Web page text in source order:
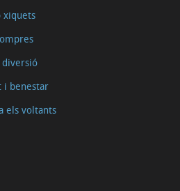
xiquets
diversió
i benestar
els voltants